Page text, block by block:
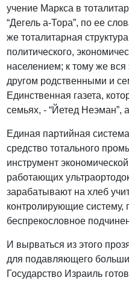
учение Маркса в
“Дегель а-Тора”, по ее
же тоталитарная
политического,
населением; к тому же вся
другом родственными и
Единственная газета,
семьях, - “Йетед Неэман”,
Единая партийная
средство тотального
инструмент
работающих
зарабатывают на хлеб
контролирующие систему,
беспрекословное
И вырваться из этого
для подавляющего
Государство Израиль